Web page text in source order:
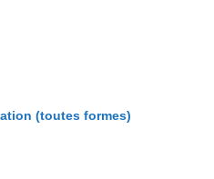
(toutes formes)